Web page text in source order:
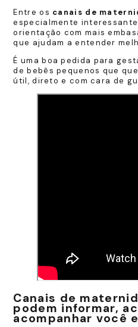
Entre os canais de
especialmente
orientação com mais
que ajudam a entender
É uma boa pedida para
de bebês pequenos que
útil, direto e com cara de
Canais de
podem informar,
acompanhar você